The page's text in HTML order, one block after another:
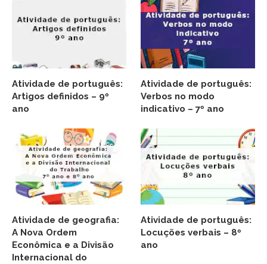
Atividade de português:
Artigos definidos – 9º
ano
Atividade de português:
Verbos no modo
indicativo – 7º ano
Atividade de geografia:
A Nova Ordem
Econômica e a Divisão
Internacional do
Atividade de português:
Locuções verbais – 8º
ano